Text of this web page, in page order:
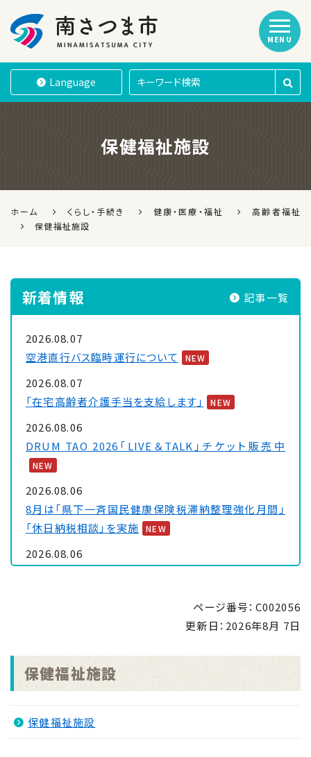
南さつま市
Language
MENU
保健福祉施設
ホーム くらし・手続き 健康・医療・福祉
高齢者福祉
保健福祉施設
新着情報 記事一覧
2026.08.07
空港直行バス臨時運行について
NEW
2026.08.07
「在宅高齢者介護手当を支給します」
NEW
2026.08.06
DRUM TAO 2026「LIVE＆TALK」チケット販売中
NEW
2026.08.06
8月は「県下一斉国民健康保険税滞納整理強化月間」
「休日納税相談」を実施
NEW
2026.08.06
「里親制度説明会 ～『里親』ってなぁに～」のお知ら
「手のひらで南さつまを」フォトコンキャンペーンを実
2026.07.31
マイナンバーカード交付休日開庁日
ページ番号：C002056
更新日： 2026年8月 7日
保健福祉施設
保健福祉施設